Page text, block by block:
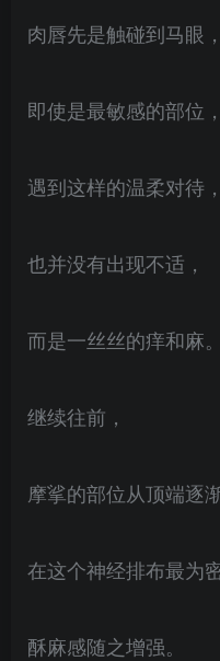
肉唇先是触碰到马眼，
即使是最敏感的部位，
遇到这样的温柔对待，
也并没有出现不适，
而是一丝丝的痒和麻。
继续往前，
摩挲的部位从顶端逐
在这个神经排布最为
酥麻感随之增强。